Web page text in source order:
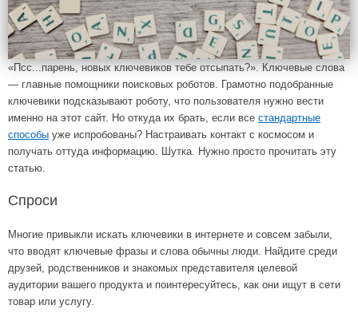
«Псс...парень, новых ключевиков тебе отсыпать?». Ключевые слова
— главные помощники поисковых роботов. Грамотно подобранные
ключевики подсказывают роботу, что пользователя нужно вести
именно на этот сайт. Но откуда их брать, если все стандартные
способы уже испробованы? Настраивать контакт с космосом и
получать оттуда информацию. Шутка. Нужно просто прочитать эту
статью.
Спроси
Многие привыкли искать ключевики в интернете и совсем забыли,
что вводят ключевые фразы и слова обычны люди. Найдите среди
друзей, родственников и знакомых представителя целевой
аудитории вашего продукта и поинтересуйтесь, как они ищут в сети
товар или услугу.